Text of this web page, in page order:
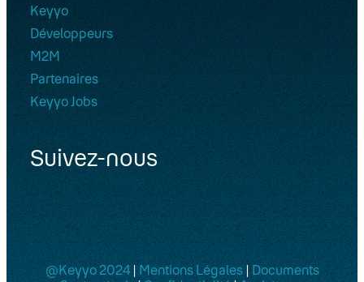
Keyyo
Développeurs
M2M
Partenaires
Keyyo Jobs
Suivez-nous
@Keyyo 2024| Mentions Légales|Documents